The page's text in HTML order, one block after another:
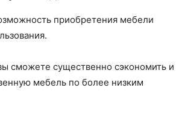
приобретения мебели
сможете существенно сэкономить и
мебель по более низким